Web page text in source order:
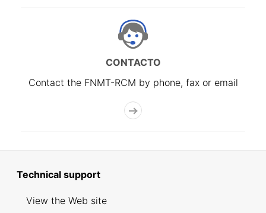
CONTACTO
Contact the FNMT-RCM by phone, fax or email
Technical support
View the Web site